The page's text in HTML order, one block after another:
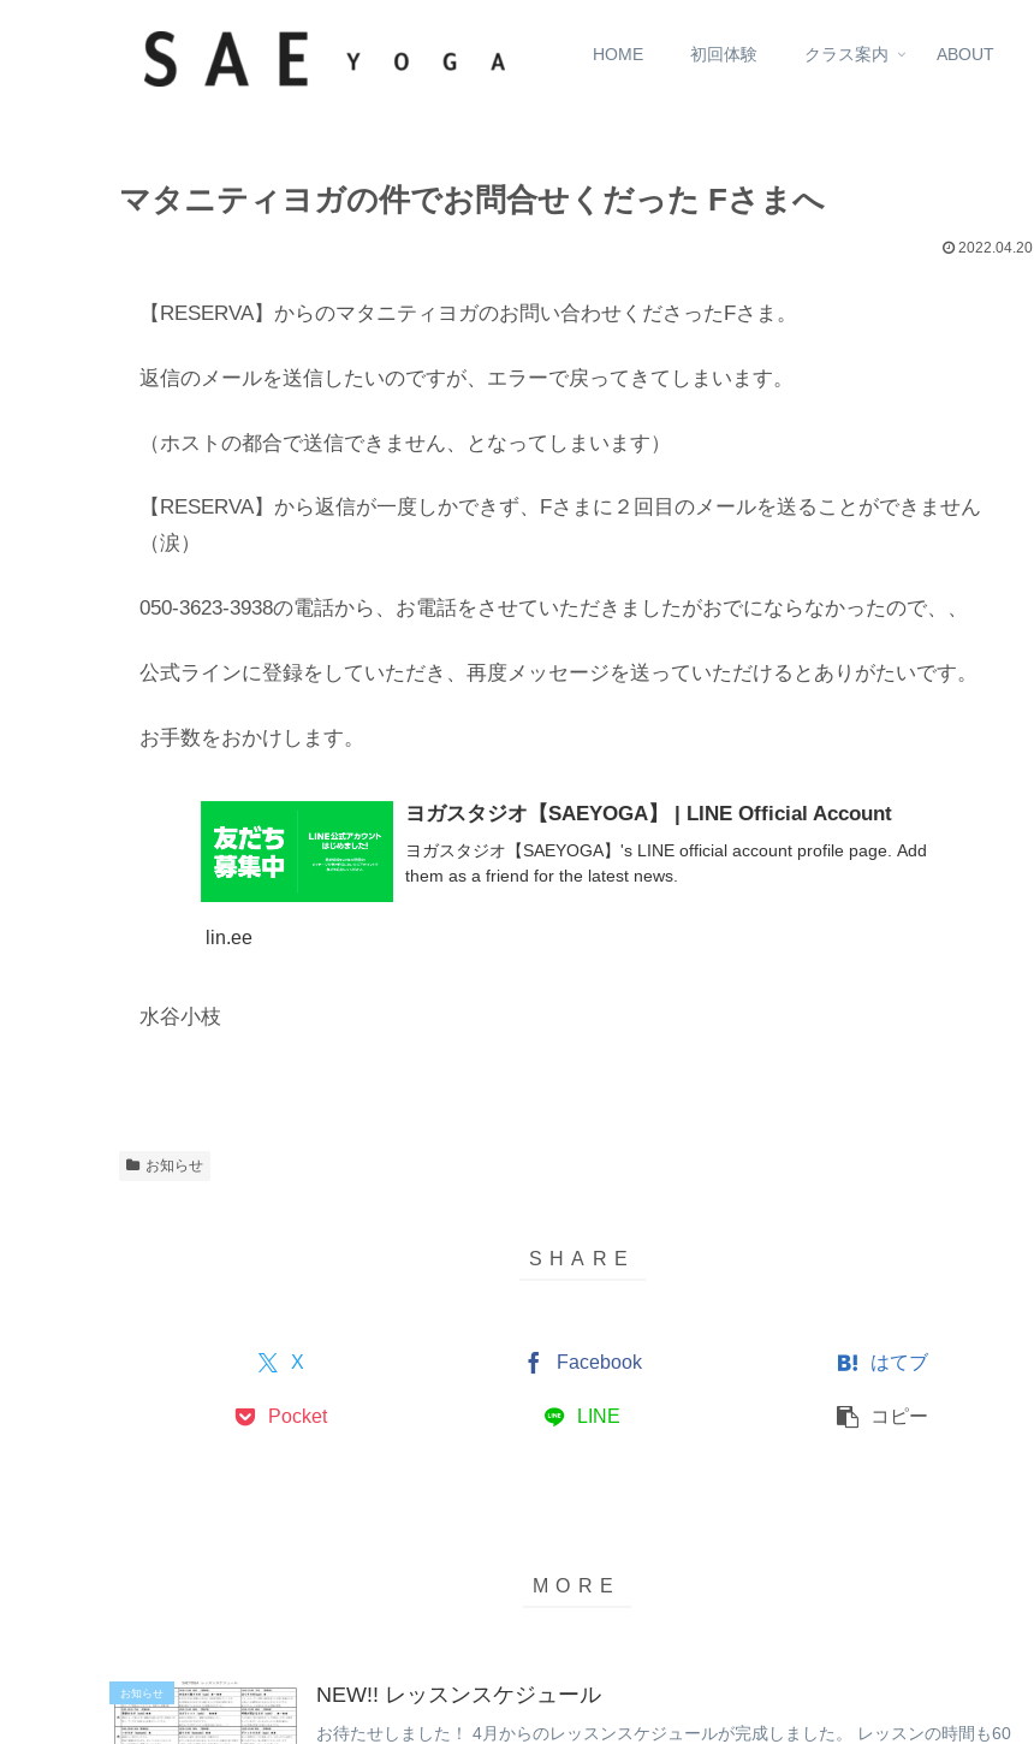
HOME 初回体験 クラス案内 ABOUT
マタニティヨガの件でお問合せくだった Fさまへ
2022.04.20
【RESERVA】からのマタニティヨガのお問い合わせくださったFさま。
返信のメールを送信したいのですが、エラーで戻ってきてしまいます。
（ホストの都合で送信できません、となってしまいます）
【RESERVA】から返信が一度しかできず、Fさまに２回目のメールを送ることができません
（涙）
050-3623-3938の電話から、お電話をさせていただきましたがおでにならなかったので、、
公式ラインに登録をしていただき、再度メッセージを送っていただけるとありがたいです。
お手数をおかけします。
ヨガスタジオ【SAEYOGA】 | LINE Official Account
ヨガスタジオ【SAEYOGA】's LINE official account profile page. Add
them as a friend for the latest news.
lin.ee
水谷小枝
お知らせ
X Facebook はてブ
Pocket LINE コピー
お知らせ NEW!! レッスンスケジュール
お待たせしました！ 4月からのレッスンスケジュールが完成しました。 レッスンの時間も60